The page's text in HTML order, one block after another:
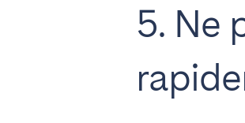
5. Ne